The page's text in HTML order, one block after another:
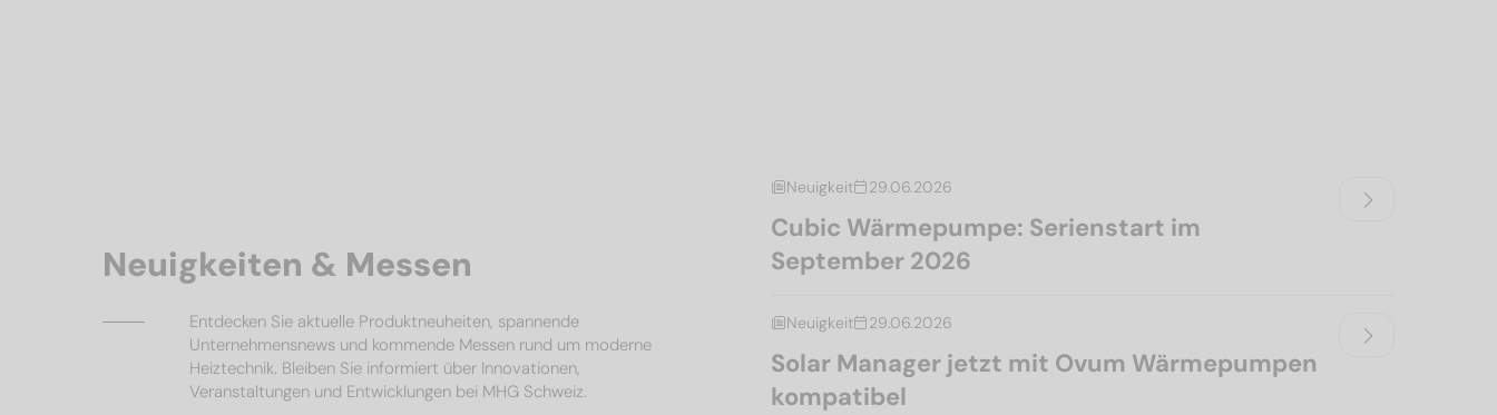
Neuigkeiten & Messen
Entdecken Sie aktuelle Produktneuheiten, spannende
Unternehmensnews und kommende Messen rund um moderne
Heiztechnik. Bleiben Sie informiert über Innovationen,
Veranstaltungen und Entwicklungen bei MHG Schweiz.
Neuigkeit 29.06.2026
Cubic Wärmepumpe: Serienstart im
September 2026
Neuigkeit 29.06.2026
Solar Manager jetzt mit Ovum Wärmepumpen
kompatibel